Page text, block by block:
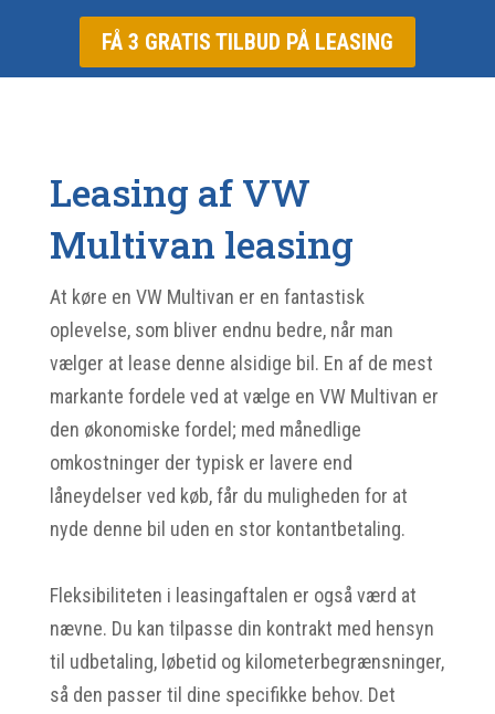
FÅ 3 GRATIS TILBUD PÅ LEASING
Leasing af VW
Multivan leasing
At køre en VW Multivan er en fantastisk
oplevelse, som bliver endnu bedre, når man
vælger at lease denne alsidige bil. En af de mest
markante fordele ved at vælge en VW Multivan er
den økonomiske fordel; med månedlige
omkostninger der typisk er lavere end
låneydelser ved køb, får du muligheden for at
nyde denne bil uden en stor kontantbetaling.
Fleksibiliteten i leasingaftalen er også værd at
nævne. Du kan tilpasse din kontrakt med hensyn
til udbetaling, løbetid og kilometerbegrænsninger,
så den passer til dine specifikke behov. Det